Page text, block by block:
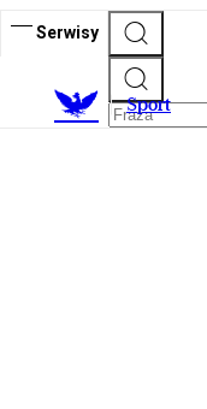
Serwisy
Sport